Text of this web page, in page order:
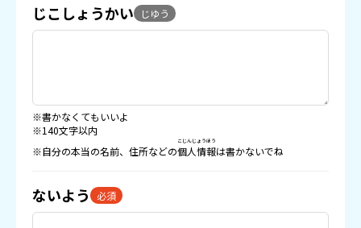
じこしょうかい じゆう
※書かなくてもいいよ
※140文字以内
※自分の本当の名前、住所などの個人情報
こじんじょうほう
は書かないでね
ないよう 必須